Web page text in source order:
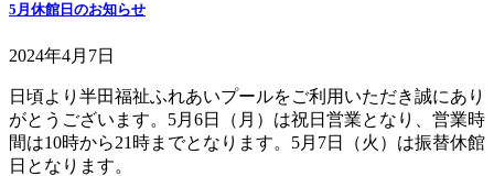
5月休館日のお知らせ
2024年4月7日
日頃より半田福祉ふれあいプールをご利用いただき誠にあり
がとうございます。5月6日（月）は祝日営業となり、営業時
間は10時から21時までとなります。5月7日（火）は振替休館
日となります。